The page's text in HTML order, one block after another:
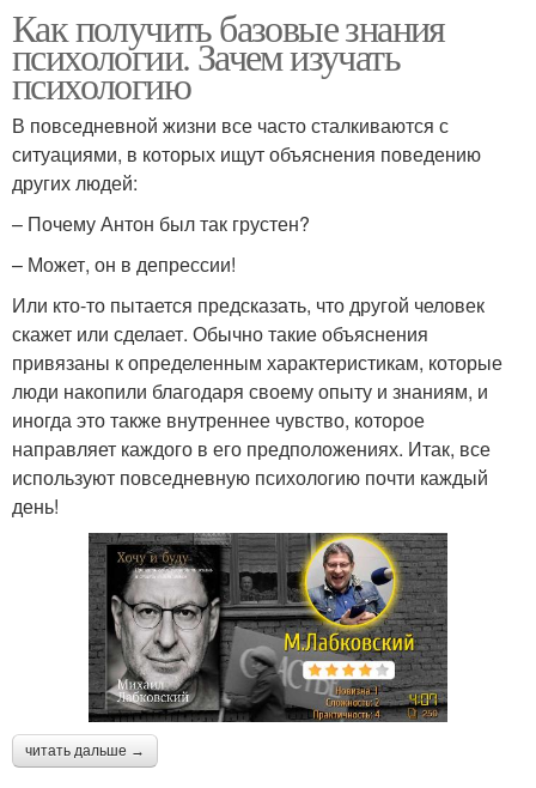
Как получить базовые знания
психологии. Зачем изучать
психологию
В повседневной жизни все часто сталкиваются с
ситуациями, в которых ищут объяснения поведению
других людей:
– Почему Антон был так грустен?
– Может, он в депрессии!
Или кто-то пытается предсказать, что другой человек
скажет или сделает. Обычно такие объяснения
привязаны к определенным характеристикам, которые
люди накопили благодаря своему опыту и знаниям, и
иногда это также внутреннее чувство, которое
направляет каждого в его предположениях. Итак, все
используют повседневную психологию почти каждый
день!
читать дальше →